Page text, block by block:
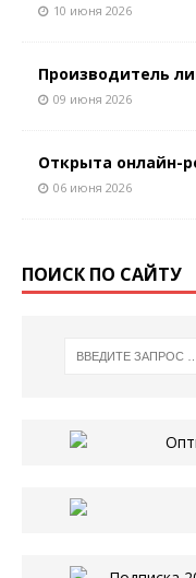
10 июня 2026
Производитель
09 июня 2026
Открыта онлайн-
06 июня 2026
ПОИСК ПО САЙТУ